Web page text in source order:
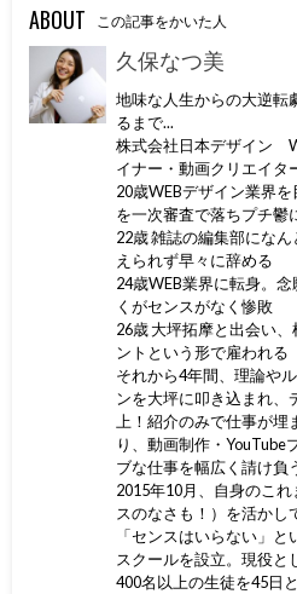
ABOUT この記事をかいた人
久保なつ美
地味な人生からの大逆転
るまで...
株式会社日本デザイン
イナー・動画クリエイタ
20歳WEBデザイン業界
を一次審査で落ちプチ鬱
22歳 雑誌の編集部にな
えられず早々に辞める
24歳WEB業界に転身。
くがセンスがなく惨敗
26歳 大坪拓摩と出会い
ントという形で雇われる
それから4年間、理論や
ンを大坪に叩き込まれ、
上！紹介のみで仕事が
り、動画制作・YouTube
ブな仕事を幅広く請け負
2015年10月、自身のこ
スのなさも！）を活かし
「センスはいらない」
スクールを設立。現役と
400名以上の生徒を45日